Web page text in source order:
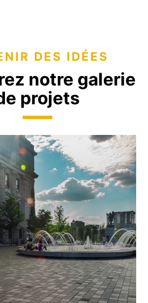
DES IDÉES
notre galerie
projets